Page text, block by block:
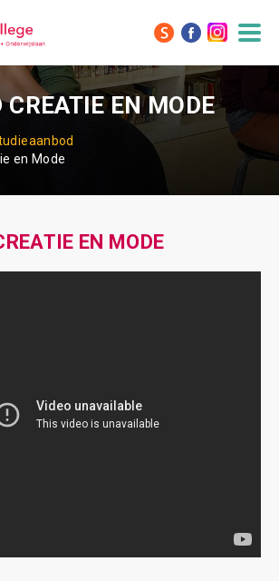
CREATIE EN MODE
en Mode
EN MODE